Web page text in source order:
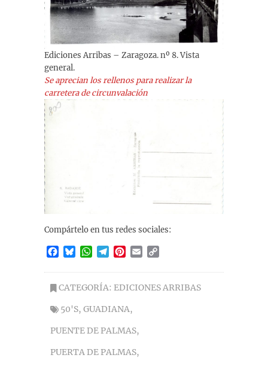
Ediciones Arribas – Zaragoza. nº 8. Vista
general.
Se aprecian los rellenos para realizar la
carretera de circunvalación
Compártelo en tus redes sociales:
c
e
o
k
u
e
k
W
a
t
A
p
T
l
e
r
m
n
t
r
s
t
a
i
p
y
CATEGORÍA: EDICIONES ARRIBAS
50'S, GUADIANA,
PUENTE DE PALMAS,
PUERTA DE PALMAS,